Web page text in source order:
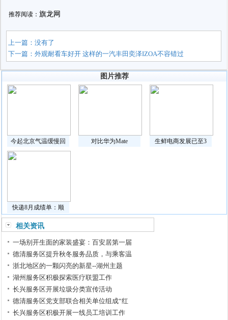
推荐阅读： 旗龙网
上一篇：没有了
下一篇：外观耐看车好开 这样的一汽丰田奕泽IZOA不容错过
图片推荐
今起北京气温缓慢回 对比华为Mate 生鲜电商发展已至3
快递8月成绩单：顺
相关资讯
一场别开生面的家装盛宴：百安居第一届
德清服务区提升秋冬服务品质，与乘客温
浙北地区的一颗闪亮的新星--湖州主题
湖州服务区积极探索医疗联盟工作
长兴服务区开展垃圾分类宣传活动
德清服务区党支部联合相关单位组成“红
长兴服务区积极开展一线员工培训工作